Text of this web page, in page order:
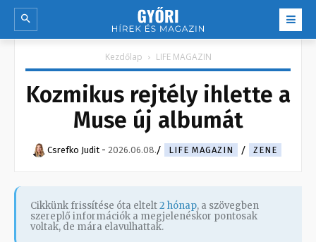
Kezdőlap LIFE MAGAZIN
Kozmikus rejtély ihlette a
Muse új albumát
Csrefko Judit - 2026.06.08. LIFE MAGAZIN ZENE
Cikkünk frissítése óta eltelt2 hónap, a szövegben
szereplő információk a megjelenéskor pontosak
voltak, de mára elavulhattak.